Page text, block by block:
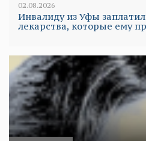
02.08.2026
Инвалиду из Уфы
лекарства, которые ему